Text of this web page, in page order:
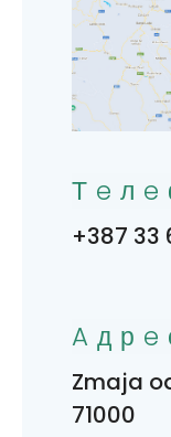
+387 33
Zmaja
71000